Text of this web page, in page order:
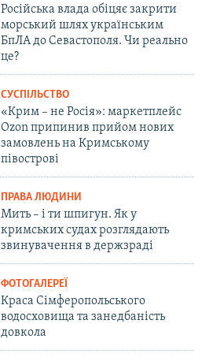
Російська влада обіцяє закрити
морський шлях українським
БпЛА до Севастополя. Чи реально
це?
СУСПІЛЬСТВО
«Крим – не Росія»: маркетплейс
Ozon припинив прийом нових
замовлень на Кримському
півострові
ПРАВА ЛЮДИНИ
Мить – і ти шпигун. Як у
кримських судах розглядають
звинувачення в держзраді
ФОТОГАЛЕРЕЇ
Краса Сімферопольського
водосховища та занедбаність
довкола